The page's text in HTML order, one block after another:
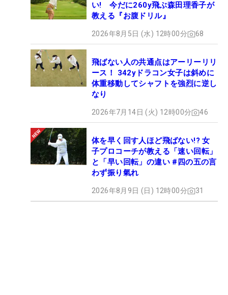
い! 今だに260y飛ぶ森田理香子が
教える『お腹ドリル』
2026年8月5日 (水) 12時00分 68
飛ばない人の共通点はアーリーリリ
ース！ 342yドラコン女子は斜めに
体重移動してシャフトを強烈に逆し
なり
2026年7月14日 (火) 12時00分 46
体を早く回す人ほど飛ばない!? 女
子プロコーチが教える「速い回転」
と「早い回転」の違い #四の五の言
わず振り氣れ
2026年8月9日 (日) 12時00分 31